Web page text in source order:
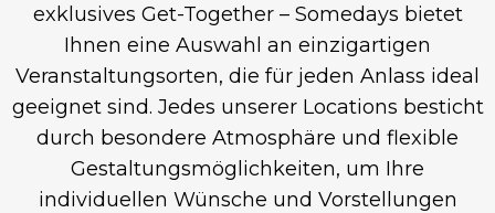
exklusives Get-Together – Somedays bietet
Ihnen eine Auswahl an einzigartigen
Veranstaltungsorten, die für jeden Anlass ideal
geeignet sind. Jedes unserer Locations besticht
durch besondere Atmosphäre und flexible
Gestaltungsmöglichkeiten, um Ihre
individuellen Wünsche und Vorstellungen